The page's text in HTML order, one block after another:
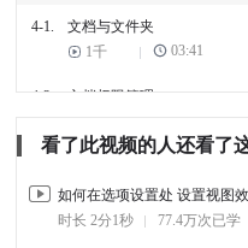
4-1.
文档与文件夹
1千
03:41
4-2.
文档权限管理
2.3千
02:07
看了此视频的人还看了
如何在选项设置处 设置视图
时长 2分1秒
77.4万次已学